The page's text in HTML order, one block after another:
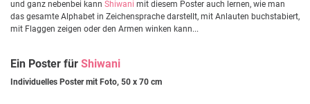
und ganz nebenbei kann Shiwani mit diesem Poster auch lernen, wie man
das gesamte Alphabet in Zeichensprache darstellt, mit Anlauten buchstabiert,
mit Flaggen zeigen oder den Armen winken kann...
Ein Poster für Shiwani
Individuelles Poster mit Foto, 50 x 70 cm